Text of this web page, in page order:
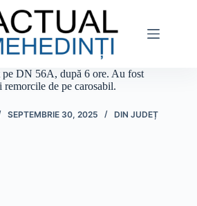
DN 56A, după 6 ore. Au fost
remorcile de pe carosabil.
SEPTEMBRIE 30, 2025 DIN JUDEȚ